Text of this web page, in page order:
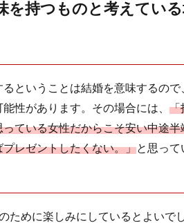
ついた傷消しの方法は？自分でできる対
がついてしまったら、傷消しをしてもう一度指輪
を持つものと考えてい
ということは結婚を意味するので
性があります。その場合には、 「
ている女性だからこそ安い中途半
レゼントしたくない。」と思って
ために楽しみにしているとよいで